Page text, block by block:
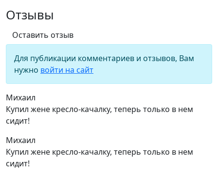
Отзывы
Оставить отзыв
Для публикации комментариев и отзывов, Вам
нужно войти на сайт
Михаил
Купил жене кресло-качалку, теперь только в нем
сидит!
Михаил
Купил жене кресло-качалку, теперь только в нем
сидит!